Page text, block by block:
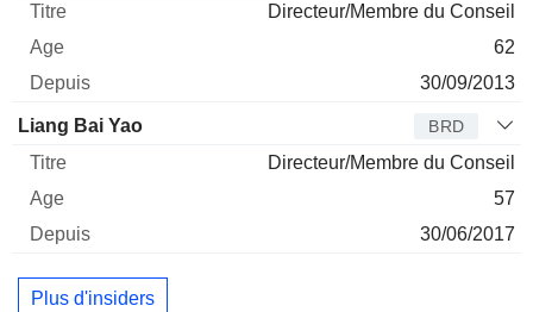
Directeur/Membre du Conseil
62
30/09/2013
Liang Bai Yao BRD
Directeur/Membre du Conseil
57
30/06/2017
Plus d'insiders